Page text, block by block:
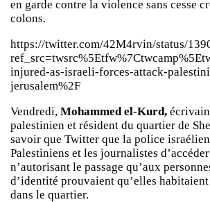
en garde contre la violence sans cesse
colons.
https://twitter.com/42M4rvin/status/
injured-as-israeli-forces-attack-
jerusalem%2F
Vendredi, Mohammed el-Kurd,
palestinien et résident du quartier de
savoir que Twitter que la police
Palestiniens et les journalistes
n’autorisant le passage qu’aux
d’identité prouvaient qu’elles
dans le quartier.